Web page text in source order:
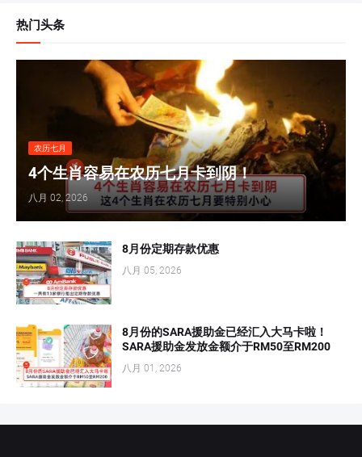
热门头条
农历七月
4个生肖容易在农历七月卡到阴！
八月 02, 2026
8月份定期存款优惠
八月 05, 2026
8月份的SARA援助金已经汇入大马卡啦！
SARA援助金发放金额介于RM50至RM200
八月 01, 2026